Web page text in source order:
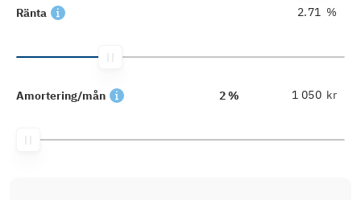
Ränta %
Amortering/mån 2 % kr